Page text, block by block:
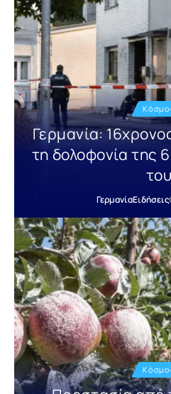
Γερμανία:
τη δολοφονία της
του
ΓερμανίαΕιδήσεις